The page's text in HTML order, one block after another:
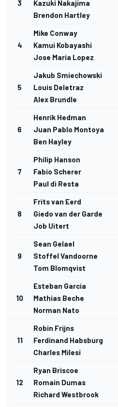
3
Kazuki Nakajima
Brendon Hartley
4
Mike Conway
Kamui Kobayashi
Jose Maria Lopez
5
Jakub Smiechowski
Louis Deletraz
Alex Brundle
6
Henrik Hedman
Juan Pablo Montoya
Ben Hayley
7
Philip Hanson
Fabio Scherer
Paul di Resta
8
Frits van Eerd
Giedo van der Garde
Job Uitert
9
Sean Gelael
Stoffel Vandoorne
Tom Blomqvist
10
Esteban Garcia
Mathias Beche
Norman Nato
11
Robin Frijns
Ferdinand Habsburg
Charles Milesi
12
Ryan Briscoe
Romain Dumas
Richard Westbrook